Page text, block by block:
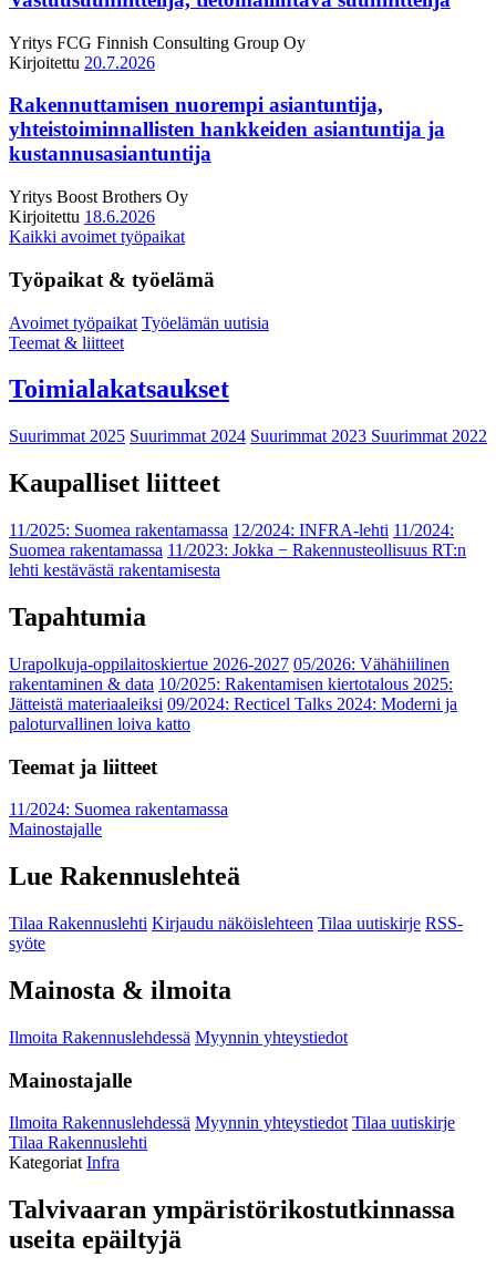
Yritys FCG Finnish Consulting Group Oy
Kirjoitettu 20.7.2026
Rakennuttamisen nuorempi asiantuntija,
yhteistoiminnallisten hankkeiden asiantuntija ja
kustannusasiantuntija
Yritys Boost Brothers Oy
Kirjoitettu 18.6.2026
Kaikki avoimet työpaikat
Työpaikat & työelämä
Avoimet työpaikat Työelämän uutisia
Teemat & liitteet
Toimialakatsaukset
Suurimmat 2025 Suurimmat 2024 Suurimmat 2023 Suurimmat 2022
Kaupalliset liitteet
11/2025: Suomea rakentamassa 12/2024: INFRA-lehti 11/2024:
Suomea rakentamassa 11/2023: Jokka − Rakennusteollisuus RT:n
lehti kestävästä rakentamisesta
Tapahtumia
Urapolkuja-oppilaitoskiertue 2026-2027 05/2026: Vähähiilinen
rakentaminen & data 10/2025: Rakentamisen kiertotalous 2025:
Jätteistä materiaaleiksi 09/2024: Recticel Talks 2024: Moderni ja
paloturvallinen loiva katto
Teemat ja liitteet
11/2024: Suomea rakentamassa
Mainostajalle
Lue Rakennuslehteä
Tilaa Rakennuslehti Kirjaudu näköislehteen Tilaa uutiskirje RSS-
syöte
Mainosta & ilmoita
Ilmoita Rakennuslehdessä Myynnin yhteystiedot
Mainostajalle
Ilmoita Rakennuslehdessä Myynnin yhteystiedot Tilaa uutiskirje
Tilaa Rakennuslehti
KategoriatInfra
Talvivaaran ympäristörikostutkinnassa
useita epäiltyjä